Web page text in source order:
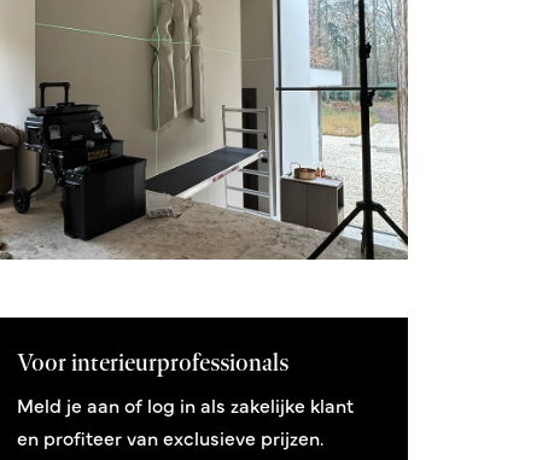
Voor interieurprofessionals
Meld je aan of log in als zakelijke klant
en profiteer van exclusieve prijzen.